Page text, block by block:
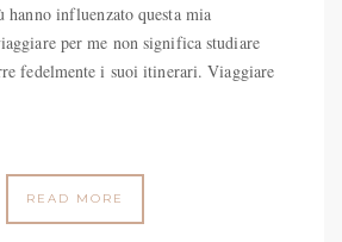
hanno influenzato questa mia
per me non significa studiare
fedelmente i suoi itinerari. Viaggiare
READ MORE